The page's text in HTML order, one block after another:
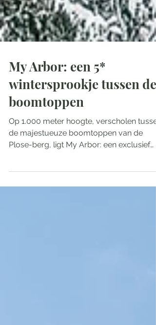
My Arbor: een 5*
wintersprookje tussen de
boomtoppen
Op 1.000 meter hoogte, verscholen
de majestueuze boomtoppen van de
vijfsterren...